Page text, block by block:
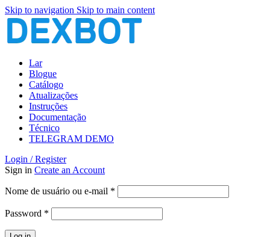
Skip to navigation Skip to main content
Lar
Blogue
Catálogo
Atualizações
Instruções
Documentação
Técnico
TELEGRAM DEMO
Login / Register
Sign in Create an Account
Nome de usuário ou e-mail *
Password *